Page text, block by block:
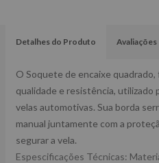
Detalhes do Produto Avaliações
O Soquete de encaixe
qualidade e resistência, utilizado
velas automotivas. Sua borda
manual juntamente com a
segurar a vela.
Espescificações Técnicas: